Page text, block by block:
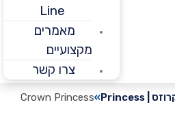
מאמרים
מקצועיים
צרו קשר
Crown Princess